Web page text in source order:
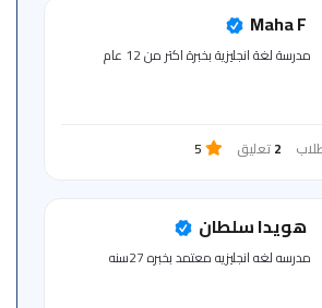
Maha F
مدرسة لغة انجليزية بخبرة اكتر من 12 عام
2تعليق 5
هويدا سلطان
مدرسه لغه انجليزيه معتمد بخبره 27سنه